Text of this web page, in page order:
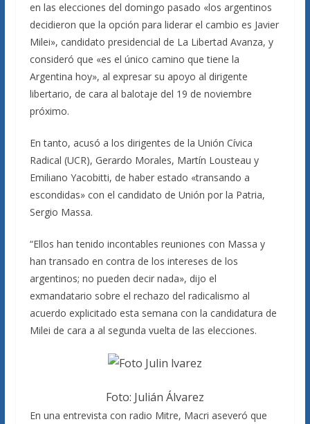
en las elecciones del domingo pasado «los argentinos
decidieron que la opción para liderar el cambio es Javier
Milei», candidato presidencial de La Libertad Avanza, y
consideró que «es el único camino que tiene la
Argentina hoy», al expresar su apoyo al dirigente
libertario, de cara al balotaje del 19 de noviembre
próximo.
En tanto, acusó a los dirigentes de la Unión Cívica
Radical (UCR), Gerardo Morales, Martín Lousteau y
Emiliano Yacobitti, de haber estado «transando a
escondidas» con el candidato de Unión por la Patria,
Sergio Massa.
“Ellos han tenido incontables reuniones con Massa y
han transado en contra de los intereses de los
argentinos; no pueden decir nada», dijo el
exmandatario sobre el rechazo del radicalismo al
acuerdo explicitado esta semana con la candidatura de
Milei de cara a al segunda vuelta de las elecciones.
Foto: Julián Álvarez
En una entrevista con radio Mitre, Macri aseveró que